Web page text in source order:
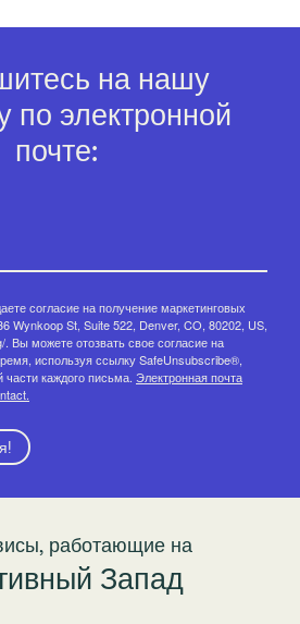
на нашу
по электронной
почте:
согласие на получение маркетинговых
Wynkoop St, Suite 522, Denver, CO, 80202, US,
Вы можете отозвать свое согласие на
используя ссылку SafeUnsubscribe®,
части каждого письма. Электронная почта
работающие на
Запад